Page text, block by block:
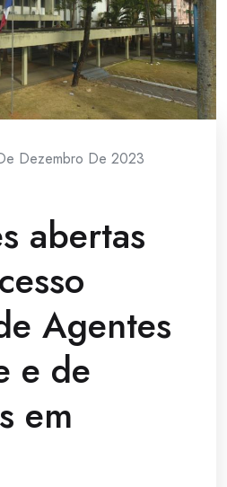
Dezembro De 2023
abertas
Agentes
e de
em